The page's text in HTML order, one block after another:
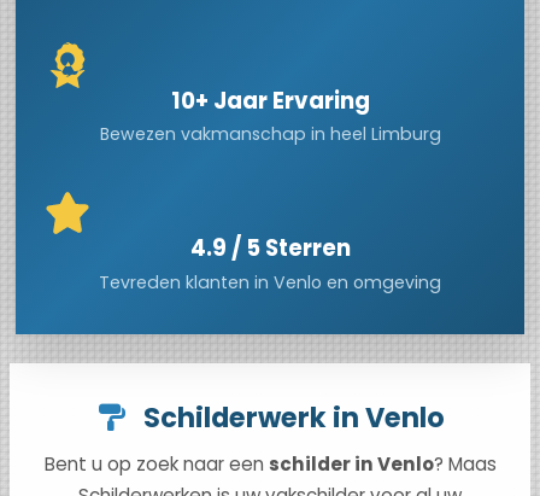
10+ Jaar Ervaring
Bewezen vakmanschap in heel Limburg
4.9 / 5 Sterren
Tevreden klanten in Venlo en omgeving
Schilderwerk in Venlo
Bent u op zoek naar een schilder in Venlo? Maas